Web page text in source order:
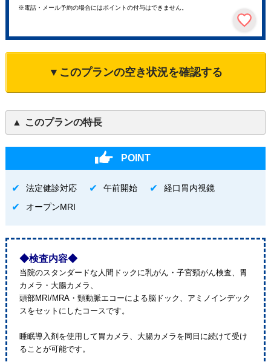
※電話・メール予約の場合にはポイントの付与はできません。
▼このプランの空き状況を確認する
このプランの特長
POINT
法定健診対応 午前開始
経口胃内視鏡
オープンMRI
◆検査内容◆
当院のスタンダードな人間ドックに乳がん・子宮頸がん検査、胃
カメラ・大腸カメラ、
頭部MRI/MRA・頸動脈エコーによる脳ドック、アミノインデック
スをセットにしたコースです。
睡眠導入剤を使用して胃カメラ、大腸カメラを同日に続けて受け
ることが可能です。